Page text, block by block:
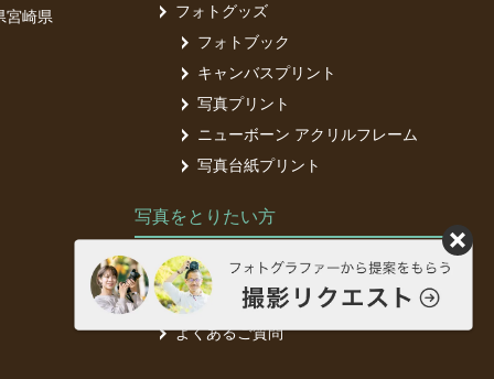
宮崎県
フォトグッズ
フォトブック
キャンバスプリント
写真プリント
ニューボーン アクリルフレーム
写真台紙プリント
写真をとりたい方
フォトグラファー募集中
フォトグラファー登録（無料）
よくあるご質問